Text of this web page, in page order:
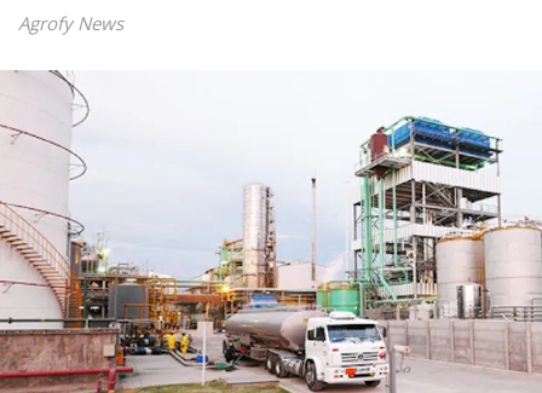
Agrofy News